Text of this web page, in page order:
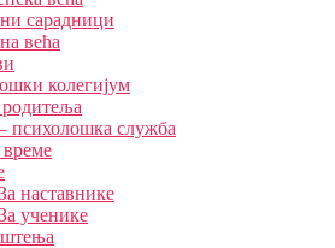
сарадници
већа
колегијум
психолошка служба
наставнике
ученике